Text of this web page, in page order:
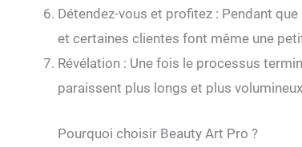
Détendez-vous et profitez : Pendant
et certaines clientes font même une
Révélation : Une fois le processus
paraissent plus longs et plus
Pourquoi choisir Beauty Art Pro ?